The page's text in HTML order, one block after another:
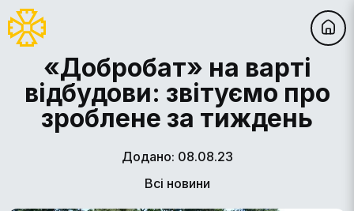
«Добробат» на варті
відбудови: звітуємо про
зроблене за тиждень
Додано: 08.08.23
Всі новини